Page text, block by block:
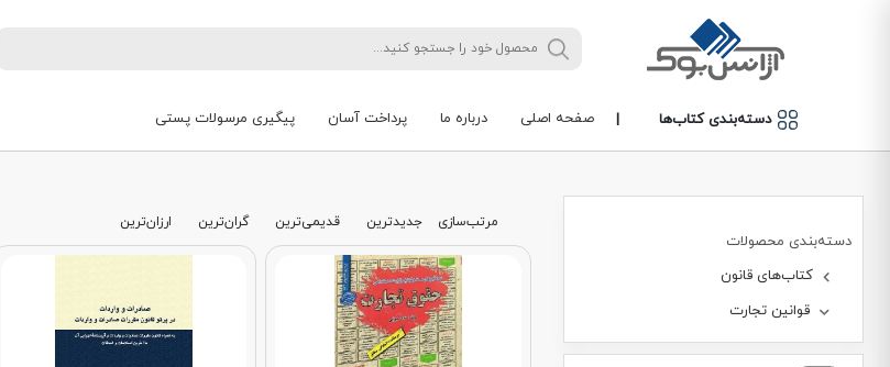
دسته‌بندی کتاب‌ها | صفحه اصلی درباره ما پرداخت آسان پیگیری مرسولات پستی
دسته‌بندی محصولات
کتاب‌های قانون
قوانین تجارت
مرتب‌سازی جدیدترین قدیمی‌ترین گران‌ترین ارزان‌ترین